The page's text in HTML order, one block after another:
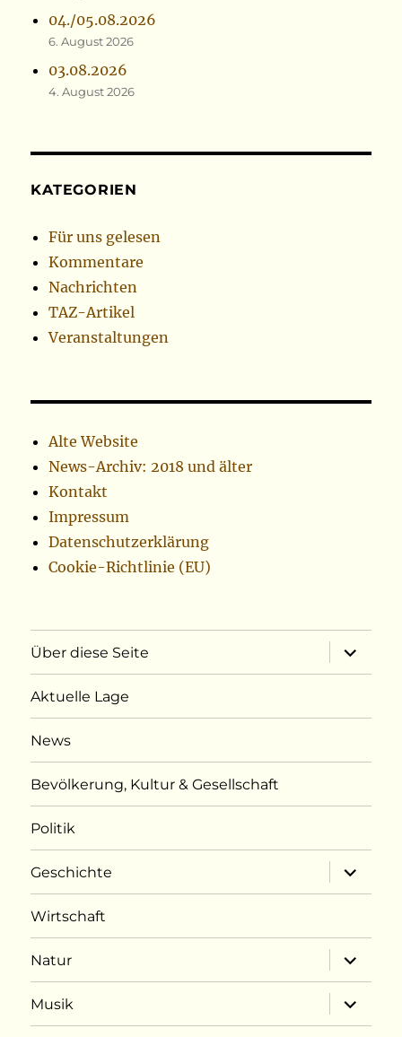
04./05.08.2026
6. August 2026
03.08.2026
4. August 2026
KATEGORIEN
Für uns gelesen
Kommentare
Nachrichten
TAZ-Artikel
Veranstaltungen
Alte Website
News-Archiv: 2018 und älter
Kontakt
Impressum
Datenschutzerklärung
Cookie-Richtlinie (EU)
Über diese Seite
öffnen
Aktuelle Lage
News
Bevölkerung, Kultur & Gesellschaft
Politik
Geschichte
öffnen
Wirtschaft
Natur
öffnen
Musik
öffnen